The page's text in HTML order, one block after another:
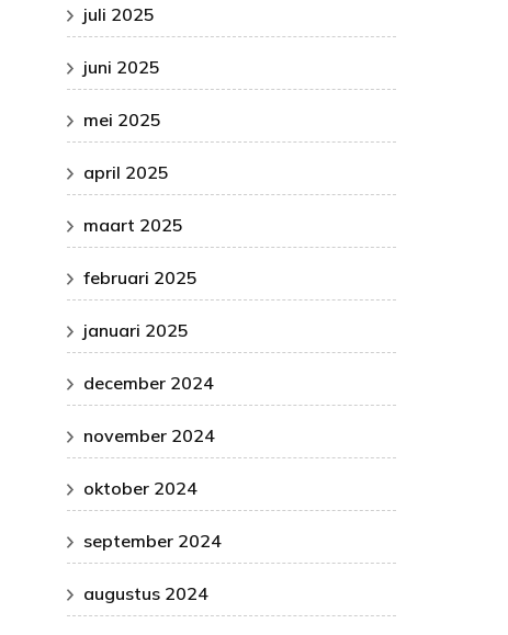
juli 2025
juni 2025
mei 2025
april 2025
maart 2025
februari 2025
januari 2025
december 2024
november 2024
oktober 2024
september 2024
augustus 2024